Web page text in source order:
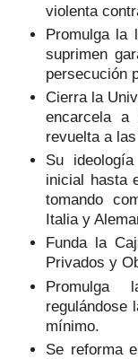
violenta
Promulga la
suprimen
persecución
Cierra la
encarcela a
revuelta a
Su
inicial hasta
tomando
Italia y
Funda la
Privados y
Promulga
regulándose
mínimo.
Se reforma